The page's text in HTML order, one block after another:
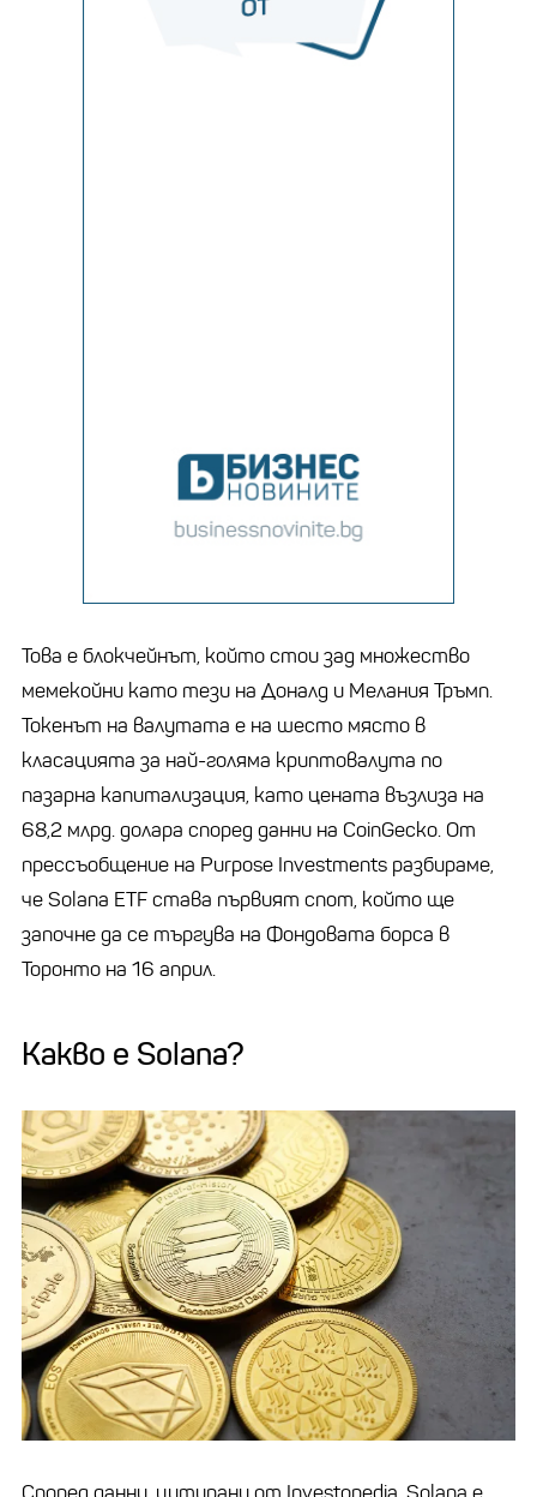
Това е блокчейнът, който стои зад множество
мемекойни като тези на Доналд и Мелания Тръмп.
Токенът на валутата е на шесто място в
класацията за най-голяма криптовалута по
пазарна капитализация, като цената възлиза на
68,2 млрд. долара според данни на CoinGeckо. От
прессъобщение на Purpose Investments разбираме,
че Solana ETF става първият спот, който ще
започне да се търгува на Фондовата борса в
Торонто на 16 април.
Какво е Solana?